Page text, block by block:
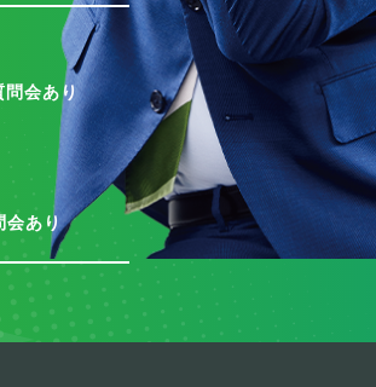
会あり
会あり